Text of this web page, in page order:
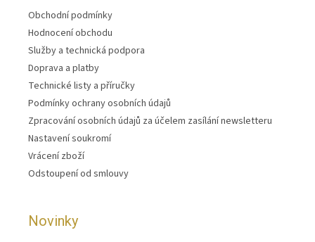
Obchodní podmínky
Hodnocení obchodu
Služby a technická podpora
Doprava a platby
Technické listy a příručky
Podmínky ochrany osobních údajů
Zpracování osobních údajů za účelem zasílání newsletteru
Nastavení soukromí
Vrácení zboží
Odstoupení od smlouvy
Novinky